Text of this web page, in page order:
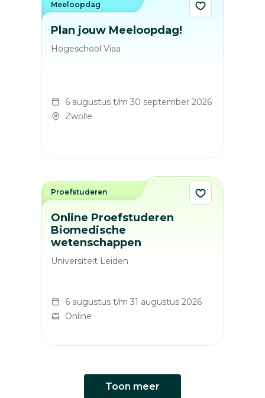
Plan jouw Meeloopdag!
Hogeschool Viaa
6 augustus t/m 30 september 2026
Zwolle
Meeloopdag
Online Proefstuderen
Biomedische
wetenschappen
Universiteit Leiden
6 augustus t/m 31 augustus 2026
Online
Proefstuderen
Toon meer